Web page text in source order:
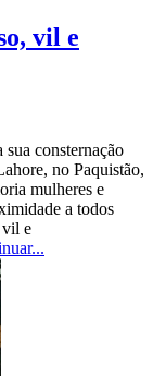
vil e
consternação
no Paquistão,
mulheres e
a todos
vil e